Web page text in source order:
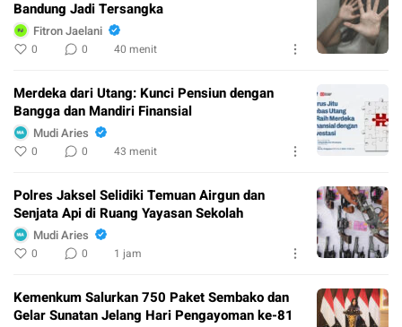
Bandung Jadi Tersangka
Fitron Jaelani
0 0 40 menit
Merdeka dari Utang: Kunci Pensiun dengan
Bangga dan Mandiri Finansial
Mudi Aries
0 0 43 menit
Polres Jaksel Selidiki Temuan Airgun dan
Senjata Api di Ruang Yayasan Sekolah
Mudi Aries
0 0 1 jam
Kemenkum Salurkan 750 Paket Sembako dan
Gelar Sunatan Jelang Hari Pengayoman ke-81